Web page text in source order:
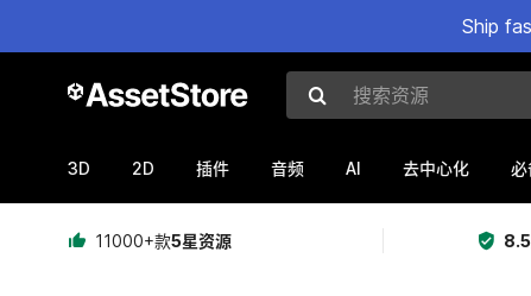
Ship
搜索资源
3D 2D 插件 音频 AI 去中心化 必
11000+款5星资源